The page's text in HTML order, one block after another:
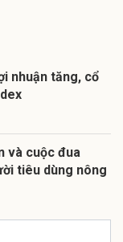
nhuận tăng, cổ
và cuộc đua
tiêu dùng nông